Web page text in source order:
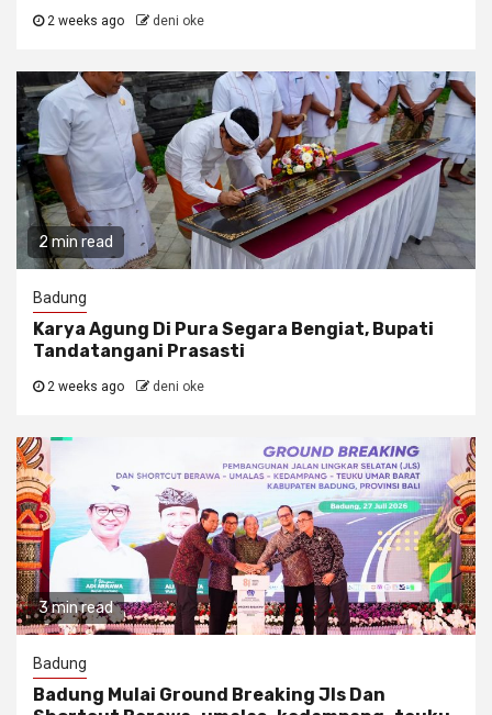
2 weeks ago deni oke
2 min read
Badung
Karya Agung Di Pura Segara Bengiat, Bupati
Tandatangani Prasasti
2 weeks ago deni oke
3 min read
Badung
Badung Mulai Ground Breaking Jls Dan